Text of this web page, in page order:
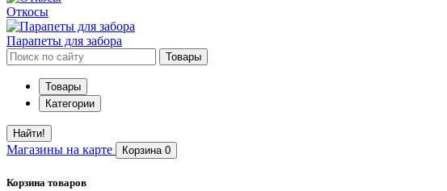
Откосы
Парапеты для забора
Товары
Товары
Категории
Найти!
Магазины на карте Корзина 0
Корзина товаров